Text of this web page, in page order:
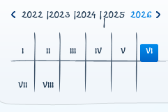
2021| 2022|2023 |2024 |2025
|
2026
I II III IV V VI
VII VIII